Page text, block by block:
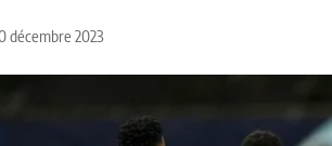
décembre 2023